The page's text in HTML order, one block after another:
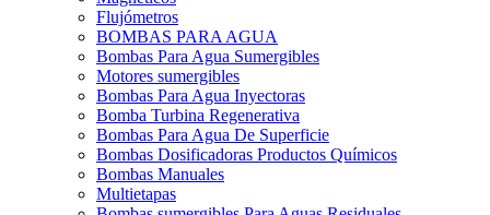
Flujómetros
BOMBAS PARA AGUA
Bombas Para Agua Sumergibles
Motores sumergibles
Bombas Para Agua Inyectoras
Bomba Turbina Regenerativa
Bombas Para Agua De Superficie
Bombas Dosificadoras Productos Químicos
Bombas Manuales
Multietapas